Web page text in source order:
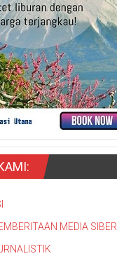
MEDIA SIBER